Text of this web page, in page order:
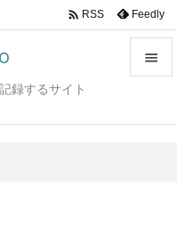
録するサイト

 RSS Feedly